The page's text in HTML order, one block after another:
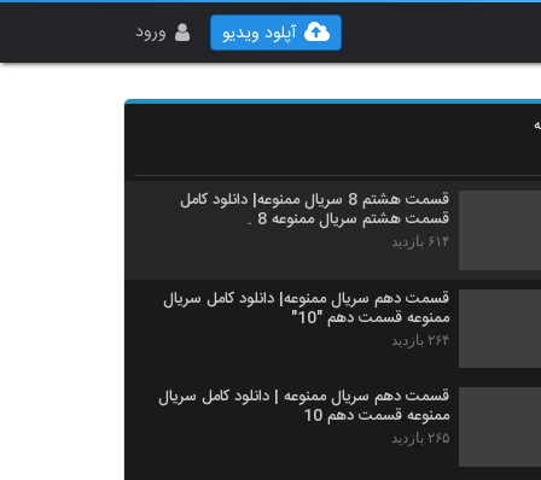
ورود آپلود ویدیو
دانلود قسمت نهم سریال ممنوعه [+16] ،
قسمت هشتم 8 سریال ممنوعه| دانلود کامل
قسمت هشتم سریال ممنوعه 8 .
۶۱۴ بازدید
قسمت دهم سریال ممنوعه| دانلود کامل سریال
ممنوعه قسمت دهم "10"
۲۶۴ بازدید
قسمت دهم سریال ممنوعه | دانلود کامل سریال
ممنوعه قسمت دهم 10
۲۶۵ بازدید